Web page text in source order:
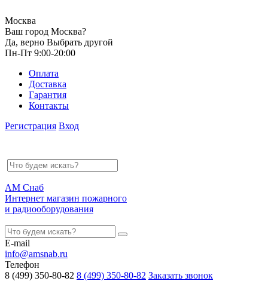
Москва
Ваш город Москва?
Да, верно Выбрать другой
Пн-Пт 9:00-20:00
Оплата
Доставка
Гарантия
Контакты
Регистрация Вход
АМ Снаб
Интернет магазин пожарного
и радиооборудования
E-mail
info@amsnab.ru
Телефон
8 (499) 350-80-82 8 (499) 350-80-82 Заказать звонок